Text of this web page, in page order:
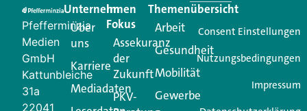
Creator für Ihre Kundenkommunikation. Alles, was
Ihren Vertriebsalltag leichter macht. Mit nur einem
Login.
Jetzt anmelden
Pfefferminzia
Medien
GmbH
Kattunbleiche
31a
22041
Unternehmen
Über
uns
Karriere
Mediadaten
Im
Fokus
Assekuranz
der
Zukunft
PKV-
Themenübersicht
Arbeit
Gesundheit
Mobilität
Gewerbe
Consent Einstellungen
Nutzungsbedingungen
Impressum